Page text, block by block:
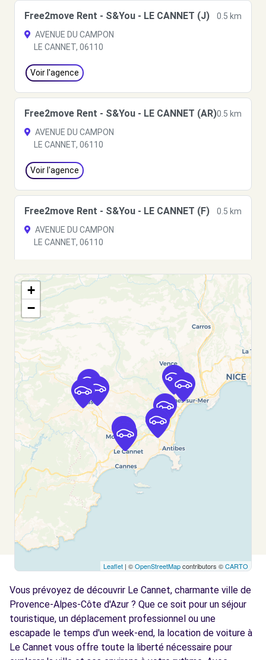
Free2move Rent - S&You - LE CANNET (J)
0.5 km
AVENUE DU CAMPON
LE CANNET, 06110
Voir l'agence
Free2move Rent - S&You - LE CANNET (AR)0.5 km
AVENUE DU CAMPON
LE CANNET, 06110
Voir l'agence
Free2move Rent - S&You - LE CANNET (F)
0.5 km
AVENUE DU CAMPON
LE CANNET, 06110
Free2move Rent - CHOPARD CANNES SCP -
MOUGINS (P)
1.2
235 ROUTE DU CANNET
Voir l'agence
Free2move Rent - GROUPE CHOPARD -
MOUGINS (O)
235 ROUTE DU CANNET
MOUGINS, 06250
Voir l'agence
Free2move Rent - CHOPARD CANNES SCC -
MOUGINS (C)
Voir l'agence
Free2move Rent - CHOPARD CANNES SCC -
MOUGINS (D)
1.3
km
+
−
Leaflet | ©OpenStreetMapcontributors ©CARTO
Vous prévoyez de découvrir Le Cannet, charmante ville de
Provence-Alpes-Côte d'Azur ? Que ce soit pour un séjour
touristique, un déplacement professionnel ou une
escapade le temps d'un week-end, la location de voiture à
Le Cannet vous offre toute la liberté nécessaire pour